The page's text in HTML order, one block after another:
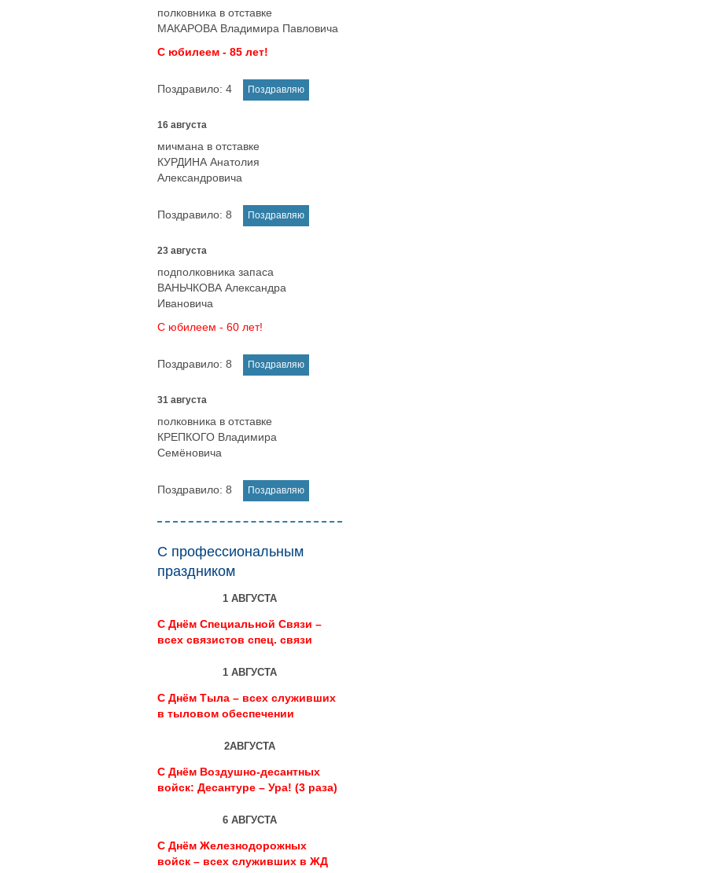
полковника в отставке
МАКАРОВА Владимира Павловича
С юбилеем - 85 лет!
Поздравило: 4
16 августа
мичмана в отставке
КУРДИНА Анатолия
Александровича
Поздравило: 8
23 августа
подполковника запаса
ВАНЬЧКОВА Александра
Ивановича
С юбилеем - 60 лет!
Поздравило: 8
31 августа
полковника в отставке
КРЕПКОГО Владимира
Семёновича
Поздравило: 8
С профессиональным
праздником
1 АВГУСТА
С Днём Специальной Связи –
всех связистов спец. связи
1 АВГУСТА
С Днём Тыла – всех служивших
в тыловом обеспечении
2АВГУСТА
С Днём Воздушно-десантных
войск: Десантуре – Ура! (3 раза)
6 АВГУСТА
С Днём Железнодорожных
войск – всех служивших в ЖД